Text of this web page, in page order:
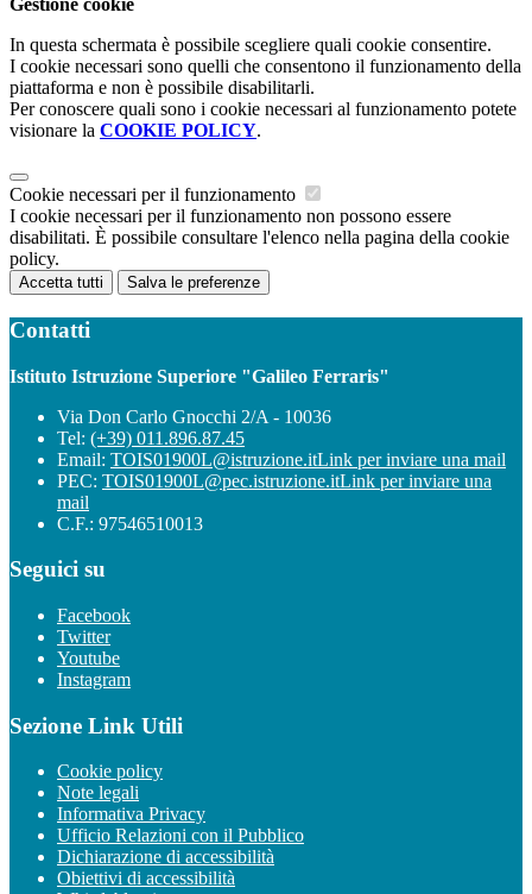
Gestione cookie
In questa schermata è possibile scegliere quali cookie consentire.
I cookie necessari sono quelli che consentono il funzionamento della
piattaforma e non è possibile disabilitarli.
Per conoscere quali sono i cookie necessari al funzionamento potete
visionare la COOKIE POLICY.
Cookie necessari per il funzionamento
I cookie necessari per il funzionamento non possono essere
disabilitati. È possibile consultare l'elenco nella pagina della cookie
policy.
Accetta tutti Salva le preferenze
Contatti
Istituto Istruzione Superiore "Galileo Ferraris"
Via Don Carlo Gnocchi 2/A - 10036
Tel: (+39) 011.896.87.45
Email: TOIS01900L@istruzione.itLink per inviare una mail
PEC: TOIS01900L@pec.istruzione.itLink per inviare una
mail
C.F.: 97546510013
Seguici su
Facebook
Twitter
Youtube
Instagram
Sezione Link Utili
Cookie policy
Note legali
Informativa Privacy
Ufficio Relazioni con il Pubblico
Dichiarazione di accessibilità
Obiettivi di accessibilità